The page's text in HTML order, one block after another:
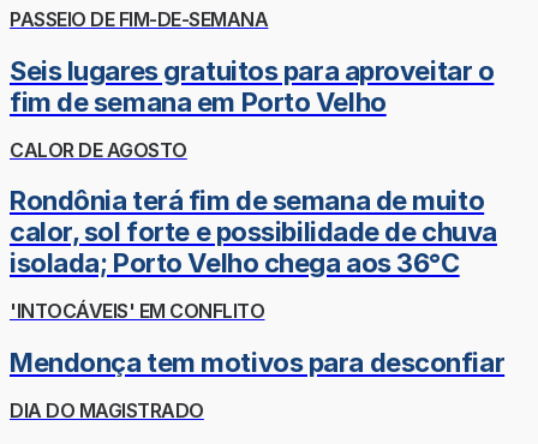
PASSEIO DE FIM-DE-SEMANA
Seis lugares gratuitos para aproveitar o
fim de semana em Porto Velho
CALOR DE AGOSTO
Rondônia terá fim de semana de muito
calor, sol forte e possibilidade de chuva
isolada; Porto Velho chega aos 36°C
'INTOCÁVEIS' EM CONFLITO
Mendonça tem motivos para desconfiar
DIA DO MAGISTRADO